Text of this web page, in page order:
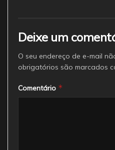
Deixe um
O seu endereço de e-mail
obrigatórios são marcados
Comentário *